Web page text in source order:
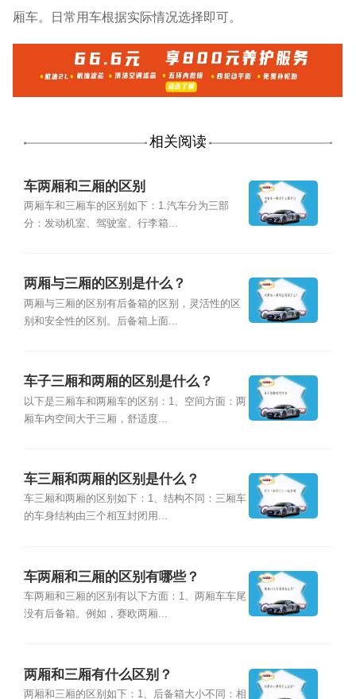
厢车。日常用车根据实际情况选择即可。
相关阅读
车两厢和三厢的区别
两厢车和三厢车的区别如下：1.汽车分为三部
分：发动机室、驾驶室、行李箱...
两厢与三厢的区别是什么？
两厢与三厢的区别有后备箱的区别，灵活性的区
别和安全性的区别。后备箱上面...
车子三厢和两厢的区别是什么？
以下是三厢车和两厢车的区别：1、空间方面：两
厢车内空间大于三厢，舒适度...
车三厢和两厢的区别是什么？
车三厢和两厢的区别如下：1、结构不同：三厢车
的车身结构由三个相互封闭用...
车两厢和三厢的区别有哪些？
车两厢和三厢的区别有以下方面：1、两厢车车尾
没有后备箱。例如，赛欧两厢...
两厢和三厢有什么区别？
两厢和三厢的区别如下：1、后备箱大小不同：相